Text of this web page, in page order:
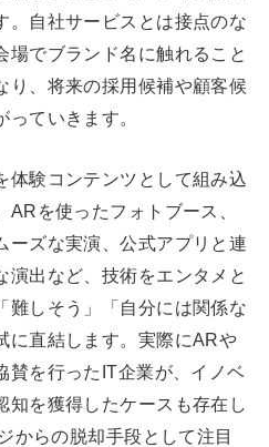
。自社サービスとは接点のな
場でブランド名に触れること
り、将来の採用候補や顧客候
ていきます。
体験コンテンツとして組み込
を使ったフォトブース、
ーズな実演、公式アプリと連
演出など、技術をエンタメと
難しそう」「自分には関係な
に直結します。実際にARや
賛を行ったIT企業が、イノベ
知を獲得したケースも存在し
からの脱却手段として注目